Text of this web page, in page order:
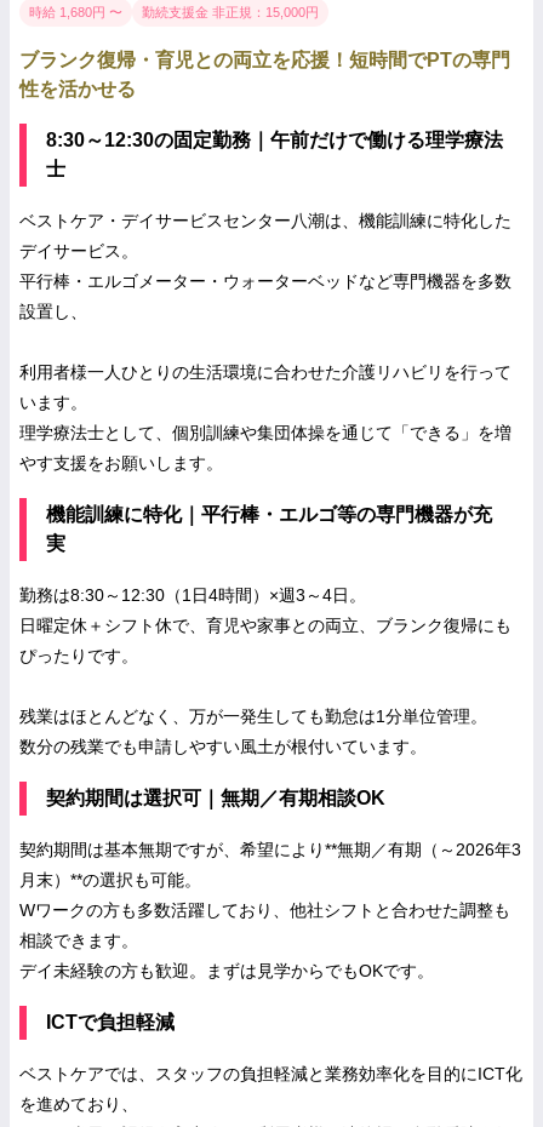
時給 1,680円 〜 勤続支援金 非正規：15,000円
ブランク復帰・育児との両立を応援！短時間でPTの専門
性を活かせる
8:30～12:30の固定勤務｜午前だけで働ける理学療法
士
ベストケア・デイサービスセンター八潮は、機能訓練に特化した
デイサービス。
平行棒・エルゴメーター・ウォーターベッドなど専門機器を多数
設置し、
利用者様一人ひとりの生活環境に合わせた介護リハビリを行って
います。
理学療法士として、個別訓練や集団体操を通じて「できる」を増
やす支援をお願いします。
機能訓練に特化｜平行棒・エルゴ等の専門機器が充
実
勤務は8:30～12:30（1日4時間）×週3～4日。
日曜定休＋シフト休で、育児や家事との両立、ブランク復帰にも
ぴったりです。
残業はほとんどなく、万が一発生しても勤怠は1分単位管理。
数分の残業でも申請しやすい風土が根付いています。
契約期間は選択可｜無期／有期相談OK
契約期間は基本無期ですが、希望により**無期／有期（～2026年3
月末）**の選択も可能。
Wワークの方も多数活躍しており、他社シフトと合わせた調整も
相談できます。
デイ未経験の方も歓迎。まずは見学からでもOKです。
ICTで負担軽減
ベストケアでは、スタッフの負担軽減と業務効率化を目的にICT化
を進めており、